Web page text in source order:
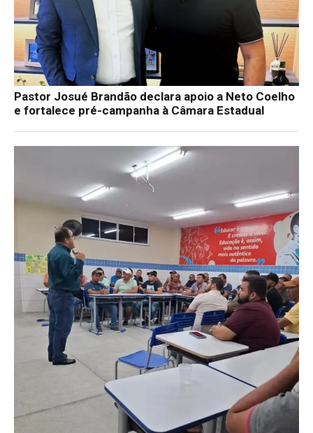
Pastor Josué Brandão declara apoio a Neto Coelho
e fortalece pré-campanha à Câmara Estadual